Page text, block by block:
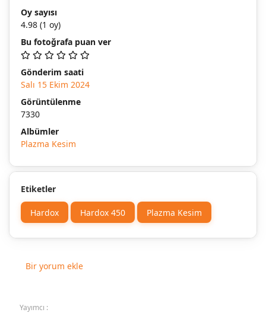
Oy sayısı
4.98 (1 oy)
Bu fotoğrafa puan ver
Gönderim saati
Salı 15 Ekim 2024
Görüntülenme
7330
Albümler
Plazma Kesim
Etiketler
Hardox Hardox 450 Plazma Kesim
Bir yorum ekle
Yayımcı :